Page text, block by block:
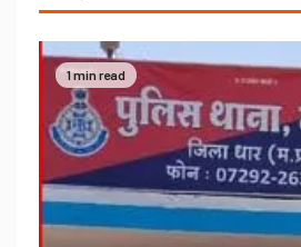
1 min read